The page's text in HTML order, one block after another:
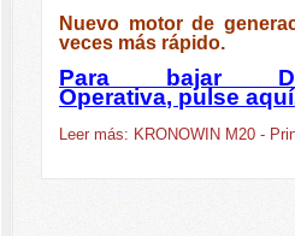
Nuevo motor de
veces más rápido.
Para bajar
Operativa, pulse aquí
Leer más: KRONOWIN M20 -